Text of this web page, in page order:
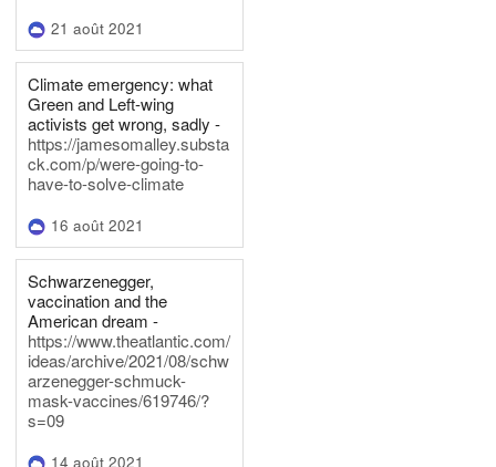
21 août 2021
Climate emergency: what
Green and Left-wing
activists get wrong, sadly -
https://jamesomalley.substa
ck.com/p/were-going-to-
have-to-solve-climate
16 août 2021
Schwarzenegger,
vaccination and the
American dream -
https://www.theatlantic.com/
ideas/archive/2021/08/schw
arzenegger-schmuck-
mask-vaccines/619746/?
s=09
14 août 2021